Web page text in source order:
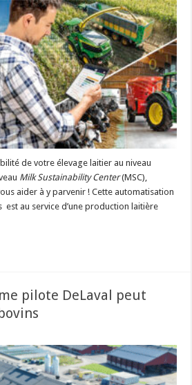
de votre élevage laitier au niveau
Milk Sustainability Center(MSC),
aider à y parvenir ! Cette automatisation
au service d’une production laitière
pilote DeLaval peut